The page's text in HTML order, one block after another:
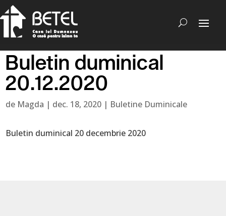
Buletin duminical
20.12.2020
de Magda | dec. 18, 2020 | Buletine Duminicale
Buletin duminical 20 decembrie 2020